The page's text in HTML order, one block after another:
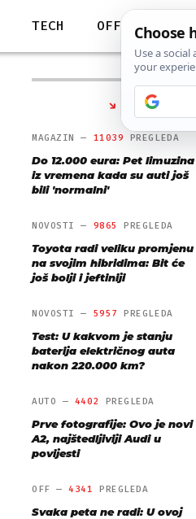
TECH OFF
NAJČITANIJE
MAGAZIN — 11039 PREGLEDA
Do 12.000 eura: Pet limuzina
iz vremena kada su auti još
bili 'normalni'
NOVOSTI — 9865 PREGLEDA
Toyota radi veliku promjenu
na svojim hibridima: Bit će
još bolji i jeftiniji
NOVOSTI — 5957 PREGLEDA
Test: U kakvom je stanju
baterija električnog auta
nakon 220.000 km?
AUTO — 4402 PREGLEDA
Prve fotografije: Ovo je novi
A2, najštedljiviji Audi u
povijesti
OFF —4341 PREGLEDA
Svaka peta ne radi: U ovoj